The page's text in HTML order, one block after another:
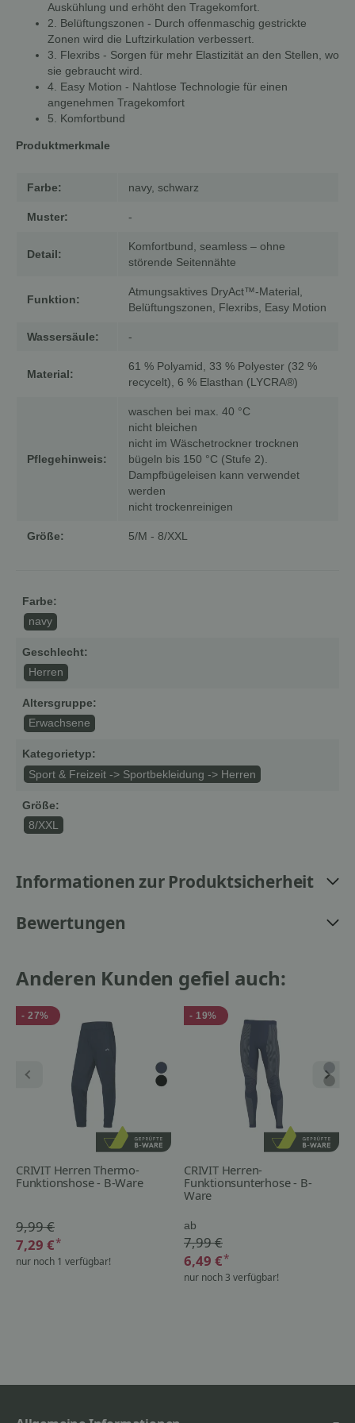
Auskühlung und erhöht den Tragekomfort.
2. Belüftungszonen - Durch offenmaschig gestrickte
Zonen wird die Luftzirkulation verbessert.
3. Flexribs - Sorgen für mehr Elastizität an den Stellen, wo
sie gebraucht wird.
4. Easy Motion - Nahtlose Technologie für einen
angenehmen Tragekomfort
5. Komfortbund
Produktmerkmale
Farbe: navy, schwarz
Muster: -
Detail:
Komfortbund, seamless – ohne
störende Seitennähte
Funktion:
Atmungsaktives DryAct™-Material,
Belüftungszonen, Flexribs, Easy Motion
Wassersäule: -
Material:
61 % Polyamid, 33 % Polyester (32 %
recycelt), 6 % Elasthan (LYCRA®)
Pflegehinweis:
waschen bei max. 40 °C
nicht bleichen
nicht im Wäschetrockner trocknen
bügeln bis 150 °C (Stufe 2).
Dampfbügeleisen kann verwendet
werden
nicht trockenreinigen
Größe: 5/M - 8/XXL
Farbe:
navy
Geschlecht:
Herren
Altersgruppe:
Erwachsene
Kategorietyp:
Sport & Freizeit -> Sportbekleidung -> Herren
Größe:
8/XXL
Informationen zur Produktsicherheit
Bewertungen
Anderen Kunden gefiel auch:
- 27%
CRIVIT Herren Thermo-
Funktionshose - B-Ware
9,99 €
7,29 €*
nur noch 1 verfügbar!
- 19%
CRIVIT Herren-
Funktionsunterhose - B-
Ware
ab
7,99 €
6,49 €*
nur noch 3 verfügbar!